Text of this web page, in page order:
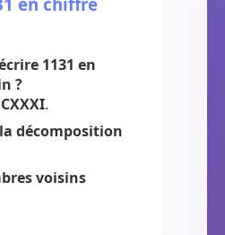
1131 en
?
.
décomposition
voisins